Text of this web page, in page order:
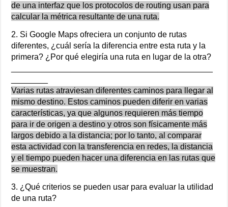
de una interfaz que los protocolos de routing usan para
calcular la métrica resultante de una ruta.
2. Si Google Maps ofreciera un conjunto de rutas
diferentes, ¿cuál sería la diferencia entre esta ruta y la
primera? ¿Por qué elegiría una ruta en lugar de la otra?
Varias rutas atraviesan diferentes caminos para llegar al
mismo destino. Estos caminos pueden diferir en varias
características, ya que algunos requieren más tiempo
para ir de origen a destino y otros son físicamente más
largos debido a la distancia; por lo tanto, al comparar
esta actividad con la transferencia en redes, la distancia
y el tiempo pueden hacer una diferencia en las rutas que
se muestran.
3. ¿Qué criterios se pueden usar para evaluar la utilidad
de una ruta?